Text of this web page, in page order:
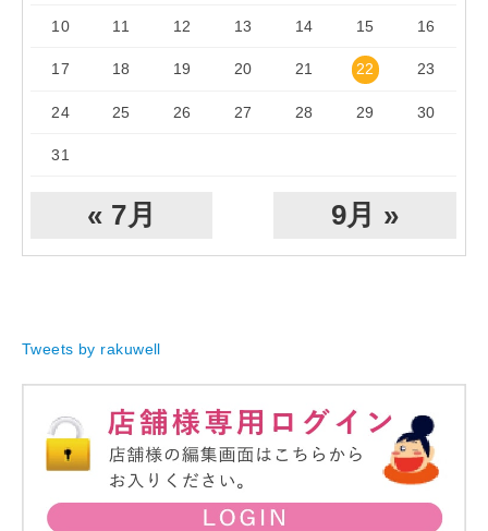
10 11 12 13 14 15 16
17 18 19 20 21 22 23
24 25 26 27 28 29 30
31
« 7月 9月 »
Tweets by rakuwell